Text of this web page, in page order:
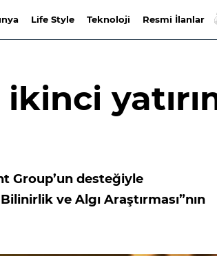
Life Style Teknoloji Resmi İlanlar
Group’un desteğiyle
ve Algı Araştırması”nın